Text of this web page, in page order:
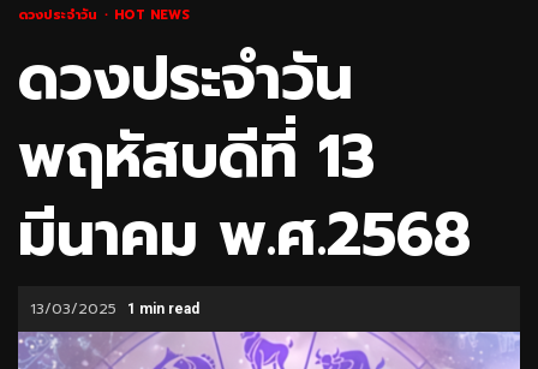
ดวงประจำวัน HOT NEWS
ดวงประจำวัน
พฤหัสบดีที่ 13
มีนาคม พ.ศ.2568
13/03/2025 1 min read